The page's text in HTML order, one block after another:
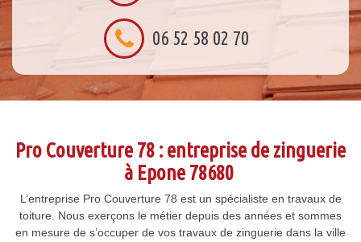
06 52 58 02 70
Pro Couverture 78 : entreprise de zinguerie
à Epone 78680
L’entreprise Pro Couverture 78 est un spécialiste en travaux de
toiture. Nous exerçons le métier depuis des années et sommes
en mesure de s’occuper de vos travaux de zinguerie dans la ville